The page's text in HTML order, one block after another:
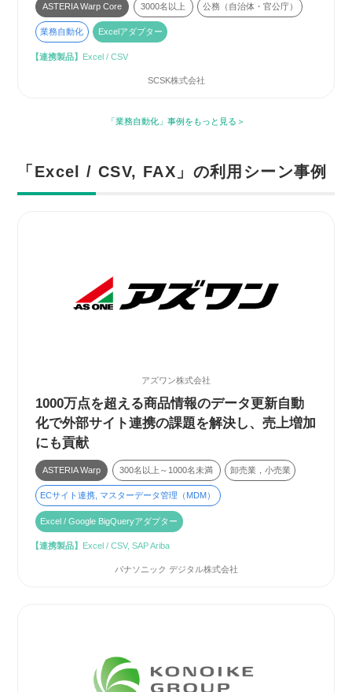
ASTERIA Warp Core 3000名以上 公務（自治体・官公庁）
業務自動化 Excelアダプター
【連携製品】 Excel / CSV
SCSK株式会社
「業務自動化」事例をもっと見る
「Excel / CSV, FAX」の利用シーン事例
アズワン株式会社
1000万点を超える商品情報のデータ更新自動
化で外部サイト連携の課題を解決し、売上増加
にも貢献
ASTERIA Warp 300名以上～1000名未満 卸売業，小売業
ECサイト連携, マスターデータ管理（MDM）
Excel / Google BigQueryアダプター
【連携製品】 Excel / CSV, SAP Ariba
パナソニック デジタル株式会社